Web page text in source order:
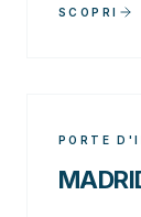
SCOPRI
PORTE